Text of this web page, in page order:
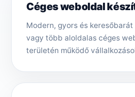
Céges weboldal
Modern, gyors és
vagy több aloldalas céges
területén működő